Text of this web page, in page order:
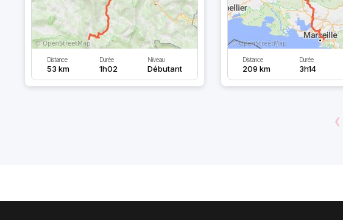
Distance
53 km
Durée
1h02
Niveau
Débutant
Distance
209 km
Durée
3h14
❮